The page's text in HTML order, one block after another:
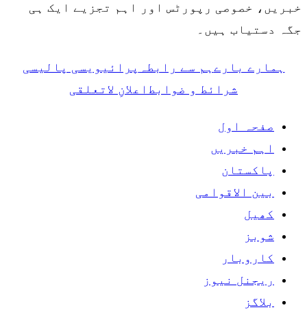
خبریں، خصوصی رپورٹس اور اہم تجزیے ایک ہی
جگہ دستیاب ہیں۔
ہمارے بارے ہم سے رابطہ
پرائیویسی پالیسی
شرائط و ضوابط اعلانِ لاتعلقی
صفحہ اول
اہم خبریں
پاکستان
بین الاقوامی
کھیل
شوبز
کاروبار
ریجنل نیوز
بلاگز